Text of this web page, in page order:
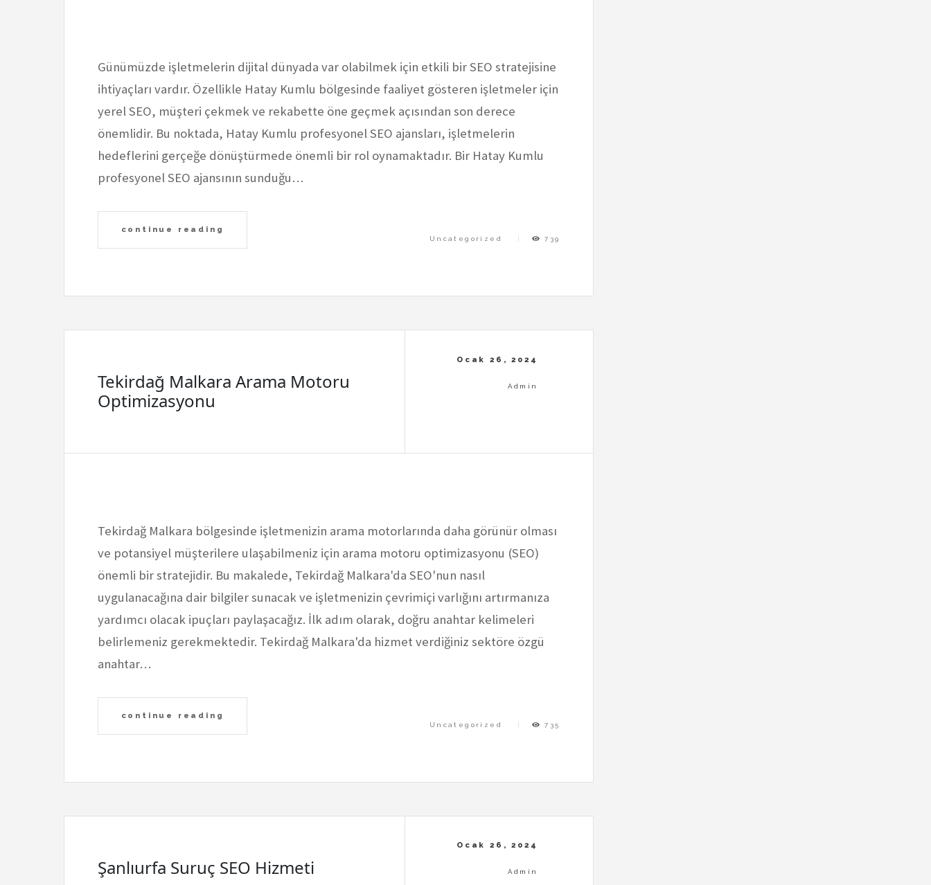
Günümüzde işletmelerin dijital dünyada var olabilmek için etkili bir SEO stratejisine
ihtiyaçları vardır. Özellikle Hatay Kumlu bölgesinde faaliyet gösteren işletmeler için
yerel SEO, müşteri çekmek ve rekabette öne geçmek açısından son derece
önemlidir. Bu noktada, Hatay Kumlu profesyonel SEO ajansları, işletmelerin
hedeflerini gerçeğe dönüştürmede önemli bir rol oynamaktadır. Bir Hatay Kumlu
profesyonel SEO ajansının sunduğu…
continue reading
Uncategorized 739
Tekirdağ Malkara Arama Motoru
Optimizasyonu
Tekirdağ Malkara bölgesinde işletmenizin arama motorlarında daha görünür olması
ve potansiyel müşterilere ulaşabilmeniz için arama motoru optimizasyonu (SEO)
önemli bir stratejidir. Bu makalede, Tekirdağ Malkara'da SEO'nun nasıl
uygulanacağına dair bilgiler sunacak ve işletmenizin çevrimiçi varlığını artırmanıza
yardımcı olacak ipuçları paylaşacağız. İlk adım olarak, doğru anahtar kelimeleri
belirlemeniz gerekmektedir. Tekirdağ Malkara'da hizmet verdiğiniz sektöre özgü
anahtar…
continue reading
Uncategorized 735
Şanlıurfa Suruç SEO Hizmeti